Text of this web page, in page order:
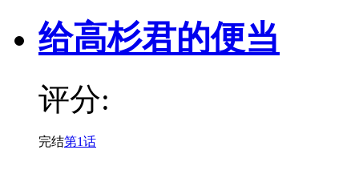
给高杉君的便当
评分:
完结第1话